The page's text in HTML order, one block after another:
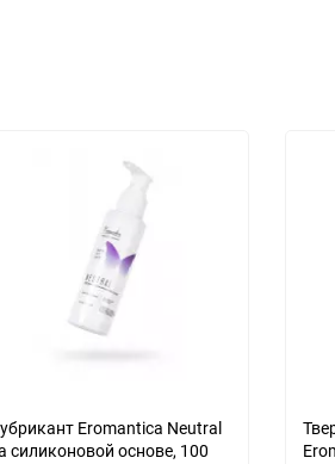
Eromantica Neutral
силиконовой основе, 100